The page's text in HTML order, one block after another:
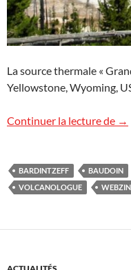
La source thermale «
Yellowstone, Wyoming,
Continuer la lecture de →
BARDINTZEFF BAUDOIN
VOLCANOLOGUE